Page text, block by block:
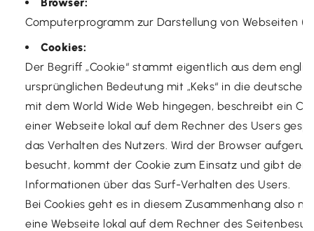
Computerprogramm zur Darstellung von Webseiten
Cookies:
Der Begriff „Cookie“ stammt eigentlich aus dem
ursprünglichen Bedeutung mit „Keks“ in die
mit dem World Wide Web hingegen, beschreibt ein
einer Webseite lokal auf dem Rechner des Users
das Verhalten des Nutzers. Wird der Browser
besucht, kommt der Cookie zum Einsatz und gibt
Informationen über das Surf-Verhalten des Users.
Bei Cookies geht es in diesem Zusammenhang also
eine Webseite lokal auf dem Rechner des